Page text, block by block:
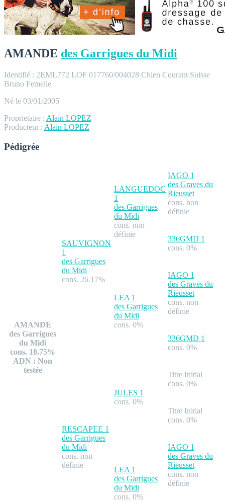
AMANDE des Garrigues du Midi
Identifié : 2EML772 LOF 017760/004028 Chien Courant Suisse
Bruno Femelle
Né le 03/01/2005
Proprietaire : Alain LOPEZ
Producteur : Alain LOPEZ
Pédigrée
AMANDE
des Garrigues
du Midi
cons. 18.75%
ADN : Non
testée
SAUVIGNON
1
des Garrigues
du Midi
cons. 26.17%
LANGUEDOC
1
des Garrigues
du Midi
cons. non
définie
IAGO 1
des Graves du
Rieusset
cons. non
définie
336GMD 1
cons. 0%
LEA 1
des Garrigues
du Midi
cons. 0%
IAGO 1
des Graves du
Rieusset
cons. non
définie
336GMD 1
cons. 0%
RESCAPEE 1
des Garrigues
du Midi
cons. non
définie
JULES 1
cons. 0%
Titre Initial
cons. 0%
Titre Initial
cons. 0%
LEA 1
des Garrigues
du Midi
cons. 0%
IAGO 1
des Graves du
Rieusset
cons. non
définie